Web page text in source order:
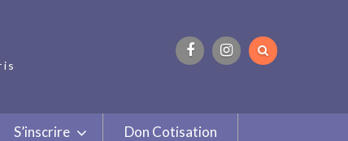
S’inscrire Don Cotisation